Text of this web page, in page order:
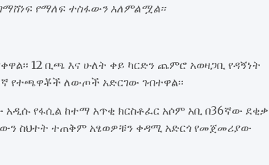
የማለፍ ተስፋውን አለምልሟል፡፡
12 ቢጫ እና ሁለት ቀይ ካርድን ጨምሮ አወዛጋቢ የዳኝነት
ለውጦች አድርገው ገብተዋል፡፡
አዲሱ የፋሲል ከተማ አጥቂ ክርስቶፈር አሶም አቢ በ36ኛው ደቂቃ
ስህተት ተጠቅም አፄወዎቹን ቀዳሚ አድርጎ የመጀመሪያው